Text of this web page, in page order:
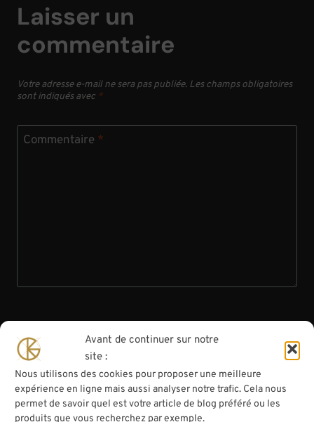
Avant de continuer sur notre
site :
Nous utilisons des cookies pour proposer une meilleure
expérience en ligne mais aussi analyser notre trafic. Cela nous
permet de savoir quel est votre article de blog préféré ou les
produits que vous recherchez par exemple.
Laisser un
commentaire
Votre adresse e-mail ne sera pas publiée. Les champs obligatoires
sont indiqués avec *
Commentaire *
Nom
E-mail*